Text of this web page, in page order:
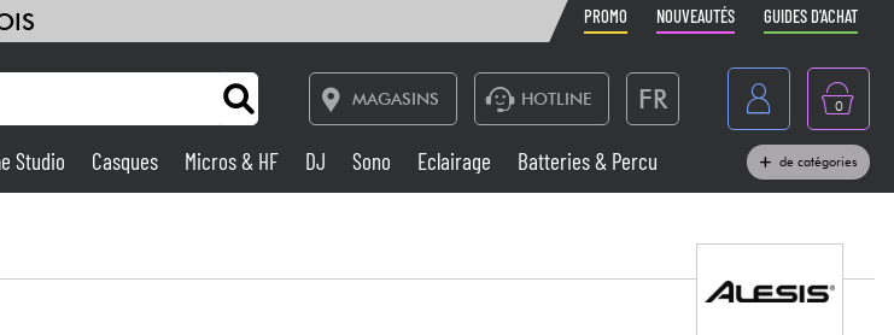
PROMO NOUVEAUTÉS GUIDES D'ACHAT
MAGASINS HOTLINE FR
Belgique
België
0
Casques
Studio Casques Micros & HF DJ Sono Eclairage
Batteries & Percu
de catégories